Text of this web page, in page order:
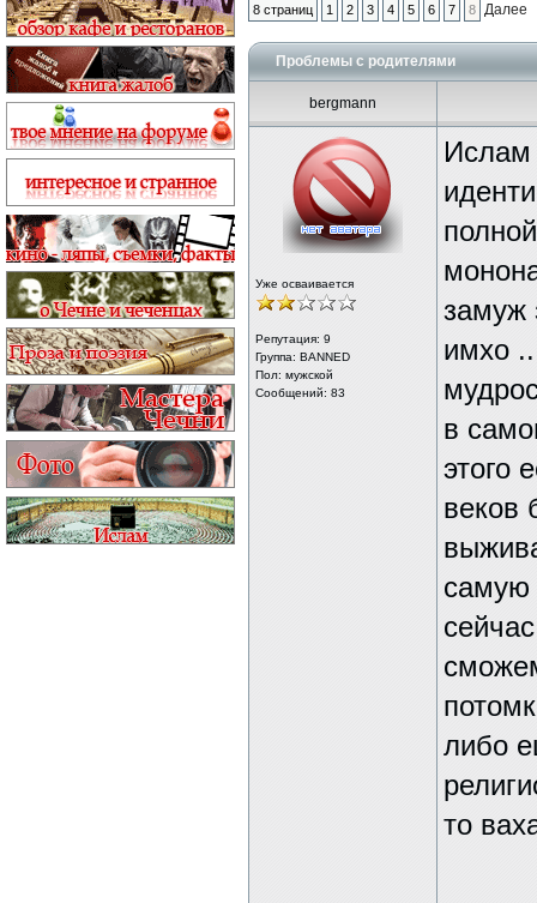
8 страниц 1 2 3 4 5 6 7 8 Далее
Проблемы с родителями
bergmann
Уже осваивается
Репутация: 9
Группа: BANNED
Пол: мужской
Сообщений: 83
Ислам
замуж
имхо
в
этого
веков
самую
либо
то